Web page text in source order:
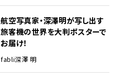
航空写真家・深澤明が写し出す
旅客機の世界を大判ポスターで
お届け！
fabli深澤 明